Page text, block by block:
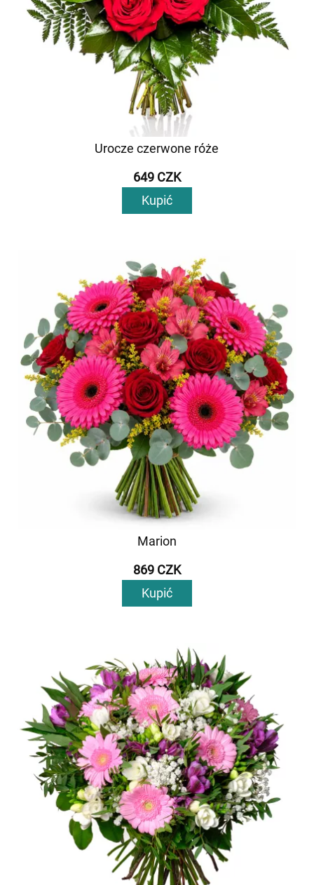
Urocze czerwone róże
649 CZK
Kupić
Marion
869 CZK
Kupić